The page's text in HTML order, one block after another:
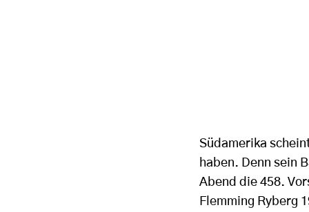
Südamerika
haben. Denn sein
Abend die 458.
Flemming Ryberg